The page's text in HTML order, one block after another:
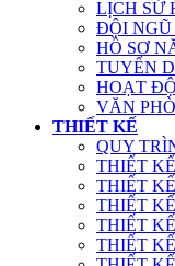
LỊCH SỬ
ĐỘI NGŨ
HỒ SƠ
TUYỂN
HOẠT
VĂN
THIẾT KẾ
QUY
THIẾT
THIẾT
THIẾT
THIẾT
THIẾT